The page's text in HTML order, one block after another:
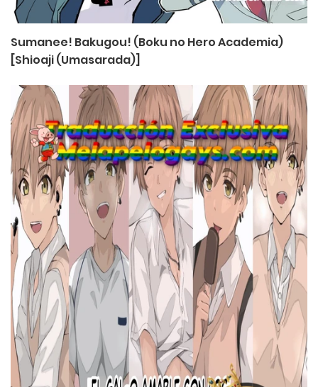
Sumanee! Bakugou! (Boku no Hero Academia)
[Shioaji (Umasarada)]